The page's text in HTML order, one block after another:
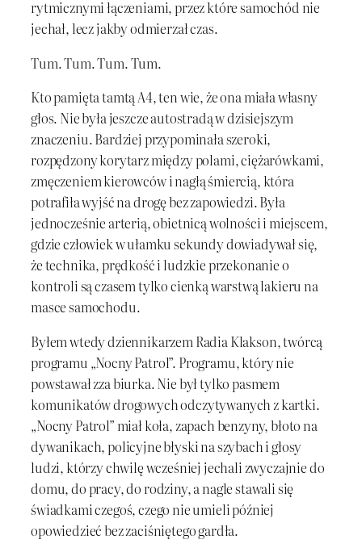
rytmicznymi łączeniami, przez które samochód nie
jechał, lecz jakby odmierzał czas.
Tum. Tum. Tum. Tum.
Kto pamięta tamtą A4, ten wie, że ona miała własny
głos. Nie była jeszcze autostradą w dzisiejszym
znaczeniu. Bardziej przypominała szeroki,
rozpędzony korytarz między polami, ciężarówkami,
zmęczeniem kierowców i nagłą śmiercią, która
potrafiła wyjść na drogę bez zapowiedzi. Była
jednocześnie arterią, obietnicą wolności i miejscem,
gdzie człowiek w ułamku sekundy dowiadywał się,
że technika, prędkość i ludzkie przekonanie o
kontroli są czasem tylko cienką warstwą lakieru na
masce samochodu.
Byłem wtedy dziennikarzem Radia Klakson, twórcą
programu „Nocny Patrol”. Programu, który nie
powstawał zza biurka. Nie był tylko pasmem
komunikatów drogowych odczytywanych z kartki.
„Nocny Patrol” miał koła, zapach benzyny, błoto na
dywanikach, policyjne błyski na szybach i głosy
ludzi, którzy chwilę wcześniej jechali zwyczajnie do
domu, do pracy, do rodziny, a nagle stawali się
świadkami czegoś, czego nie umieli później
opowiedzieć bez zaciśniętego gardła.